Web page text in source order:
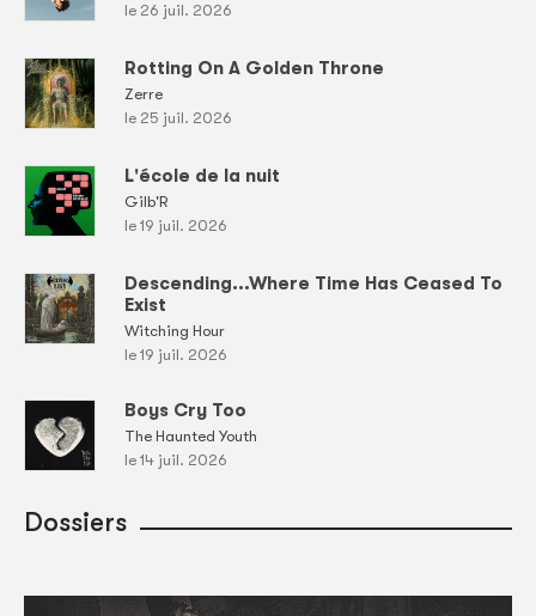
le 26 juil. 2026
Rotting On A Golden Throne
Zerre
le 25 juil. 2026
L'école de la nuit
Gilb'R
le 19 juil. 2026
Descending...Where Time Has Ceased To
Exist
Witching Hour
le 19 juil. 2026
Boys Cry Too
The Haunted Youth
le 14 juil. 2026
Dossiers